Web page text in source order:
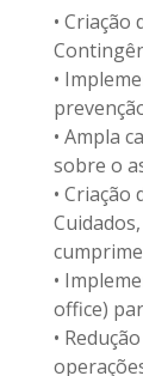
• Criação
•
• Ampla
sobre o
•
•
office)
•